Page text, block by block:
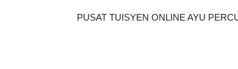
PUSAT TUISYEN ONLINE AYU